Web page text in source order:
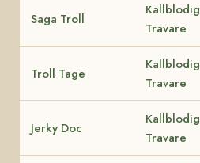
Saga Troll
Kallblodig
Travare
Troll Tage
Kallblodig
Travare
Jerky Doc
Kallblodig
Travare